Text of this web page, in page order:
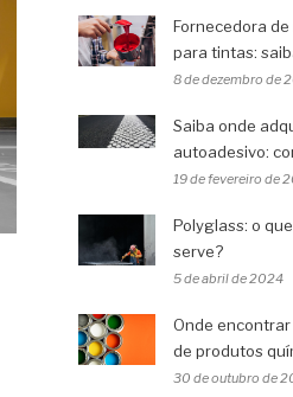
Fornecedora
para tintas:
8 de dezembro de
Saiba onde
autoadesivo:
19 de fevereiro de
Polyglass: o
serve?
5 de abril de 2024
Onde
de produtos
30 de outubro de